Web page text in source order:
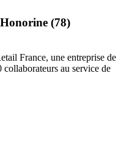
(78)
France, une entreprise de
au service de